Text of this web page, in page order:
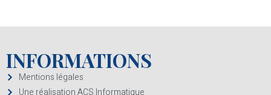
INFORMATIONS
Mentions légales